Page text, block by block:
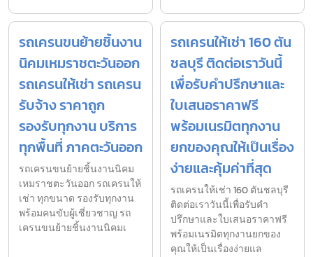
รถเครนขนย้ายชิ้นงาน
นิคมเหมราชตะวันออก
รถเครนให้เช่า รถเครน
รับจ้าง ราคาถูก
รองรับทุกงาน บริการ
ทุกพื้นที่ ภาคตะวันออก
รถเครนขนย้ายชิ้นงานนิคม
เหมราชตะวันออก รถเครนให้
เช่า ทุกขนาด รองรับทุกงาน
พร้อมคนขับผู้เชี่ยวชาญ รถ
เครนขนย้ายชิ้นงานนิคมเ
รถเครนให้เช่า 160 ตัน
ชลบุรี ติดต่อเราวันนี้
เพื่อรับคำปรึกษาและ
ใบเสนอราคาฟรี
พร้อมเนรมิตทุกงาน
ยกของคุณให้เป็นเรื่อง
ง่ายและคุ้มค่าที่สุด
รถเครนให้เช่า 160 ตันชลบุรี
ติดต่อเราวันนี้เพื่อรับคำ
ปรึกษาและใบเสนอราคาฟรี
พร้อมเนรมิตทุกงานยกของ
คุณให้เป็นเรื่องง่ายแล